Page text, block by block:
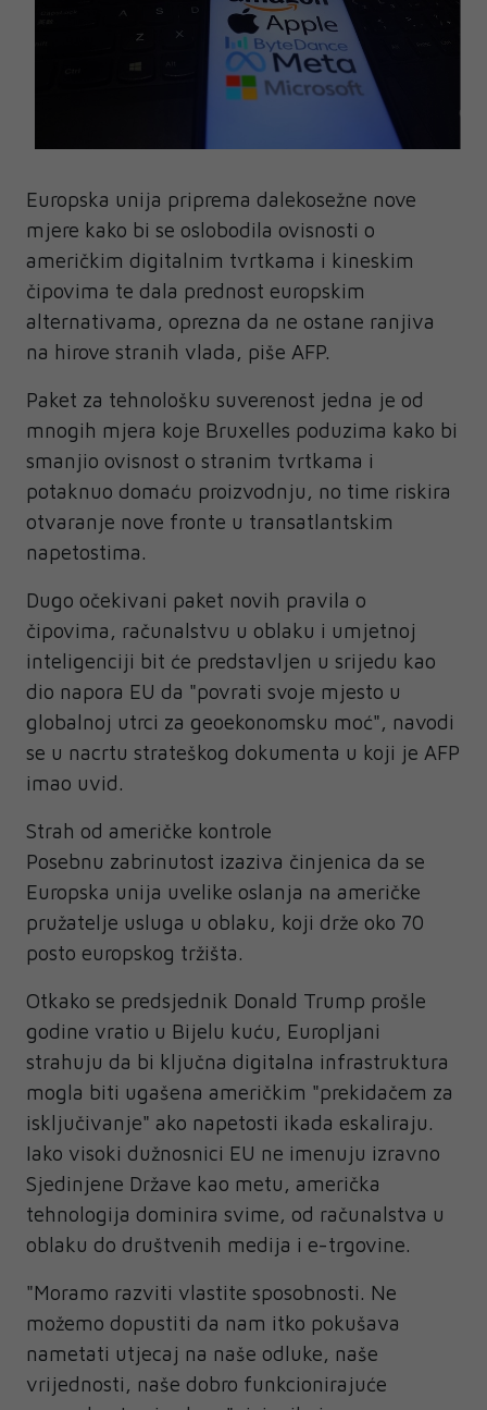
Europska unija priprema dalekosežne nove
mjere kako bi se oslobodila ovisnosti o
američkim digitalnim tvrtkama i kineskim
čipovima te dala prednost europskim
alternativama, oprezna da ne ostane ranjiva
na hirove stranih vlada, piše AFP.
Paket za tehnološku suverenost jedna je od
mnogih mjera koje Bruxelles poduzima kako bi
smanjio ovisnost o stranim tvrtkama i
potaknuo domaću proizvodnju, no time riskira
otvaranje nove fronte u transatlantskim
napetostima.
Dugo očekivani paket novih pravila o
čipovima, računalstvu u oblaku i umjetnoj
inteligenciji bit će predstavljen u srijedu kao
dio napora EU da "povrati svoje mjesto u
globalnoj utrci za geoekonomsku moć", navodi
se u nacrtu strateškog dokumenta u koji je AFP
imao uvid.
Strah od američke kontrole
Posebnu zabrinutost izaziva činjenica da se
Europska unija uvelike oslanja na američke
pružatelje usluga u oblaku, koji drže oko 70
posto europskog tržišta.
Otkako se predsjednik Donald Trump prošle
godine vratio u Bijelu kuću, Europljani
strahuju da bi ključna digitalna infrastruktura
mogla biti ugašena američkim "prekidačem za
isključivanje" ako napetosti ikada eskaliraju.
Iako visoki dužnosnici EU ne imenuju izravno
Sjedinjene Države kao metu, američka
tehnologija dominira svime, od računalstva u
oblaku do društvenih medija i e-trgovine.
"Moramo razviti vlastite sposobnosti. Ne
možemo dopustiti da nam itko pokušava
nametati utjecaj na naše odluke, naše
vrijednosti, naše dobro funkcionirajuće